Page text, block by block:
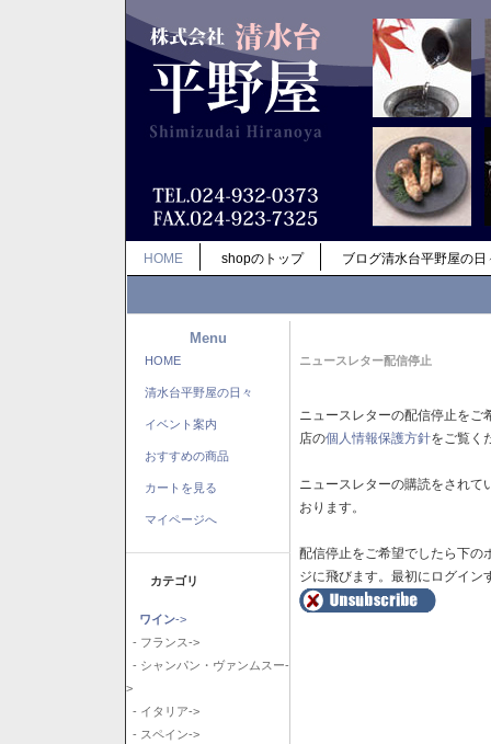
HOME shopのトップ ブログ清水台平野屋の日
Menu
HOME
清水台平野屋の日々
イベント案内
おすすめの商品
カートを見る
マイページへ
カテゴリ
ワイン->
- フランス->
- シャンパン・ヴァンムスー-
>
- イタリア->
- スペイン->
ニュースレター配信停止
ニュースレターの配信停止を
店の個人情報保護方針をご覧く
ニュースレターの購読をされ
おります。
配信停止をご希望でしたら下の
ジに飛びます。最初にログイン